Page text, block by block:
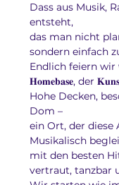
Dass aus Musik,
entsteht,
das man nicht
sondern einfach
Endlich feiern wir
𝐇𝐨𝐦𝐞𝐛𝐚𝐬𝐞, der
Hohe Decken,
Dom –
ein Ort, der
Musikalisch
mit den besten Hits
vertraut, tanzbar